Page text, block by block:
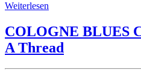
Weiterlesen
COLOGNE BLUES
A Thread